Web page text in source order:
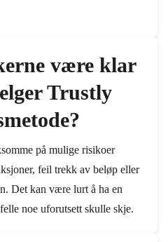
være klar
Trustly
på mulige risikoer
feil trekk av beløp eller
Det kan være lurt å ha en
noe uforutsett skulle skje.